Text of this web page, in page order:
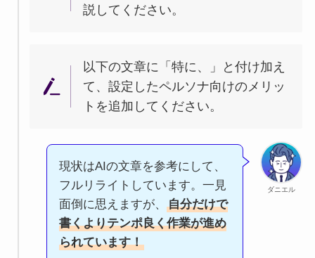
説してください。
以下の文章に「特に、」と付け加え
て、設定したペルソナ向けのメリッ
トを追加してください。
ダニエル
現状はAIの文章を参考にして、
フルリライトしています。一見
面倒に思えますが、
自分だけで
書くよりテンポ良く作業が進め
られています！